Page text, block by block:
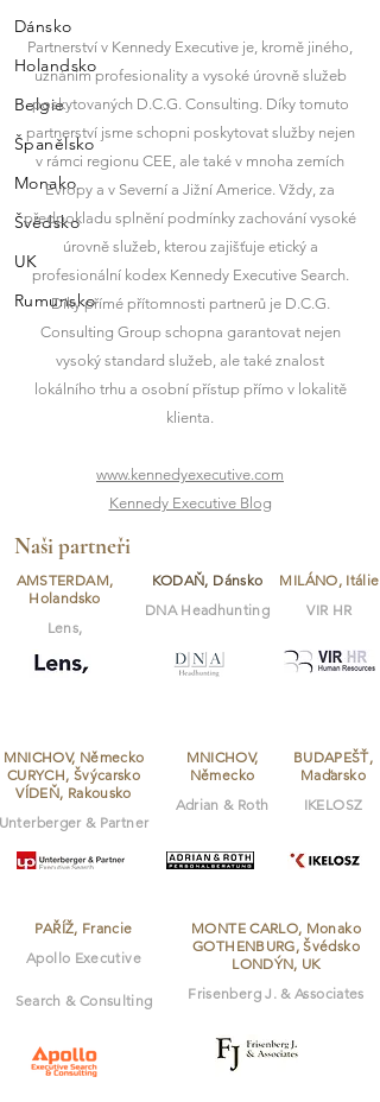
Brazílie
Česká republika
Dánsko
Holandsko
Francie
Itálie
Německo - Mnichov 1
Německo - Mnichov 2
Rakousko
Slovensko
USA - Miami, Florida
USA - Denver, Colorado
Dánsko
Holandsko
Belgie
Španělsko
Monako
Švédsko
UK
Rumunsko
Partnerství v Kennedy Executive je, kromě jiného,
uznáním profesionality a vysoké úrovně služeb
poskytovaných D.C.G. Consulting. Díky tomuto
partnerství jsme schopni poskytovat služby nejen
v rámci regionu CEE, ale také v mnoha zemích
Evropy a v Severní a Jižní Americe. Vždy, za
předpokladu splnění podmínky zachování vysoké
úrovně služeb, kterou zajišťuje etický a
profesionální kodex Kennedy Executive Search.
Díky přímé přítomnosti partnerů je D.C.G.
Consulting Group schopna garantovat nejen
vysoký standard služeb, ale také znalost
lokálního trhu a osobní přístup přímo v lokalitě
klienta.
www.kennedyexecutive.com
Kennedy Executive Blog
Naši partneři
AMSTERDAM,
Holandsko
Lens,
KODAŇ, Dánsko
DNA Headhunting
MILÁNO, Itálie
VIR HR
MNICHOV, Německo
CURYCH, Švýcarsko
VÍDEŇ, Rakousko
& Partner
MNICHOV,
Německo
Adrian & Roth
BUDAPEŠŤ,
Maďarsko
IKELOSZ
PAŘÍŽ, Francie
Apollo Executive
Search & Consulting
MONTE CARLO, Monako
GOTHENBURG, Švédsko
LONDÝN, UK
Frisenberg J. & Associates